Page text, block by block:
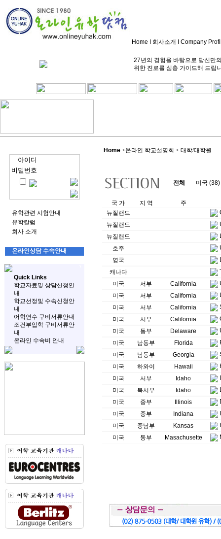
Home 회사소개 Company
27년의 경험을 바탕으로 당신만
위한 진로를 심층 가이드해 드립
아이디
비밀번호
유학관련 시험안내
유학칼럼
회사 소개
온라인상담 수속안내
Quick Links
학교자료및 상담신청안
내
학교선정및 수속신청안
내
어학연수 구비서류안내
조건부입학 구비서류안
내
온라인 수속비 안내
Home >온라인 학교설명회 > 대학/대학원
전체 미국 (38)
국 가 지 역
주
뉴질랜드
뉴질랜드
뉴질랜드
호주
영국
캐나다
미국
서부 California
미국
서부 California
미국
서부 California
미국
서부 California
미국
동부 Delaware
미국
남동부 Florida
미국
남동부 Georgia
미국
하와이 Hawaii
미국
서부 Idaho
미국
북서부 Idaho
미국
중부 Illinois
미국
중부 Indiana
미국
중남부 Kansas
미국
동부 Masachusette